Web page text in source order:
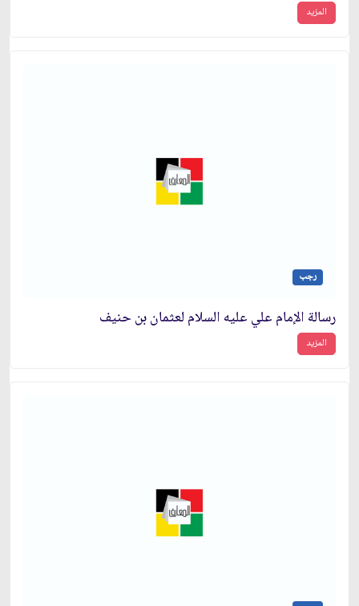
المزيد
رجب
رسالة الإمام علي عليه السلام لعثمان بن حنيف
المزيد